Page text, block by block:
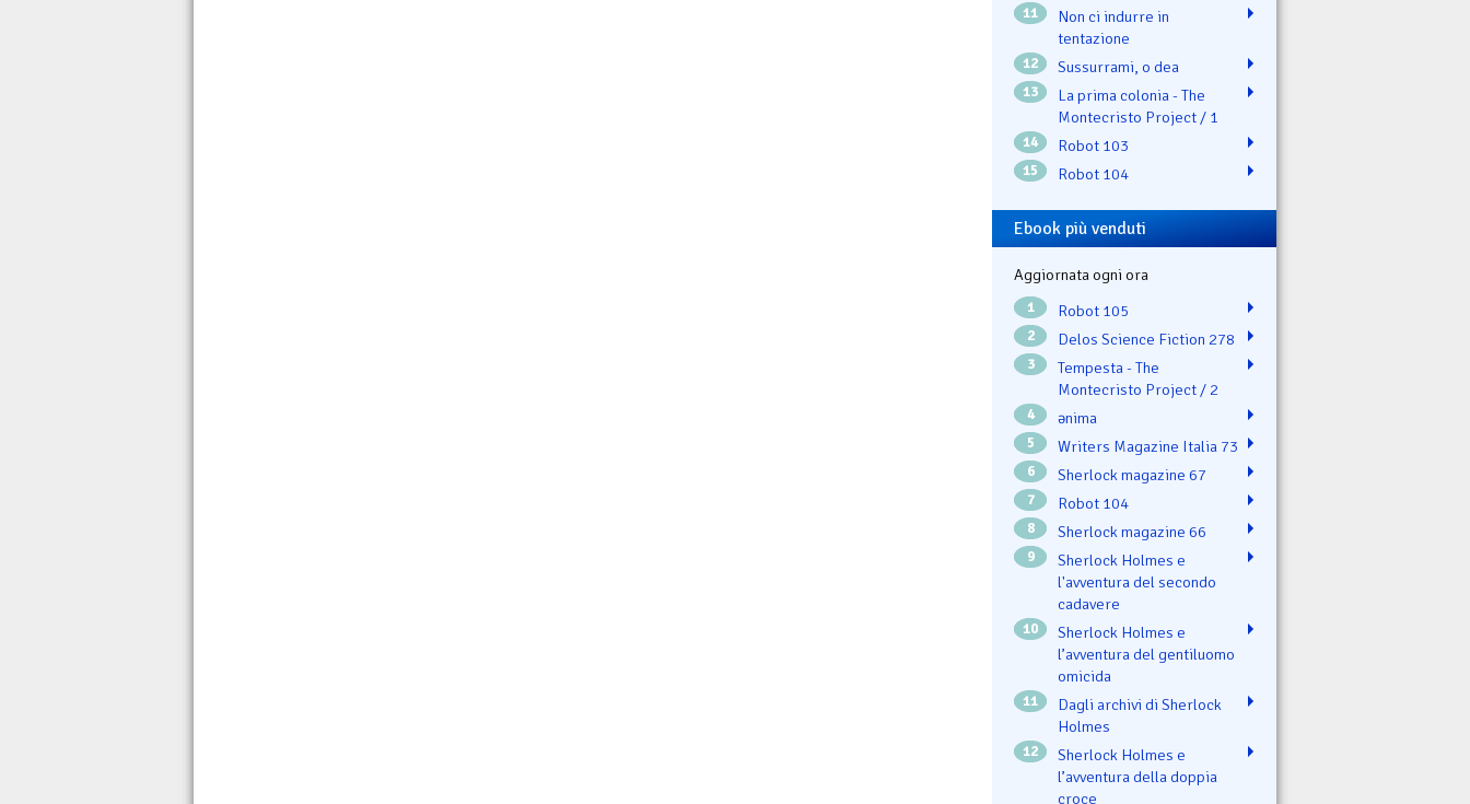
11
Non ci indurre in
tentazione
12 Sussurrami, o dea
13
La prima colonia - The
Montecristo Project / 1
14 Robot 103
15 Robot 104
Ebook più venduti
Aggiornata ogni ora
1 Robot 105
2 Delos Science Fiction 278
3
Tempesta - The
Montecristo Project / 2
4 ənima
5 Writers Magazine Italia 73
6 Sherlock magazine 67
7 Robot 104
8 Sherlock magazine 66
9
Sherlock Holmes e
l'avventura del secondo
cadavere
10
Sherlock Holmes e
l’avventura del gentiluomo
omicida
11
Dagli archivi di Sherlock
Holmes
12
Sherlock Holmes e
l’avventura della doppia
croce